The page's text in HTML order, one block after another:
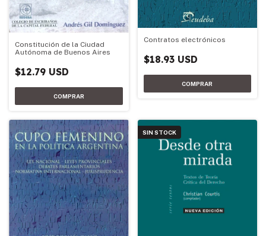
Constitución de la Ciudad
Autónoma de Buenos Aires
$12.79 USD
Contratos electrónicos
$18.93 USD
SIN STOCK